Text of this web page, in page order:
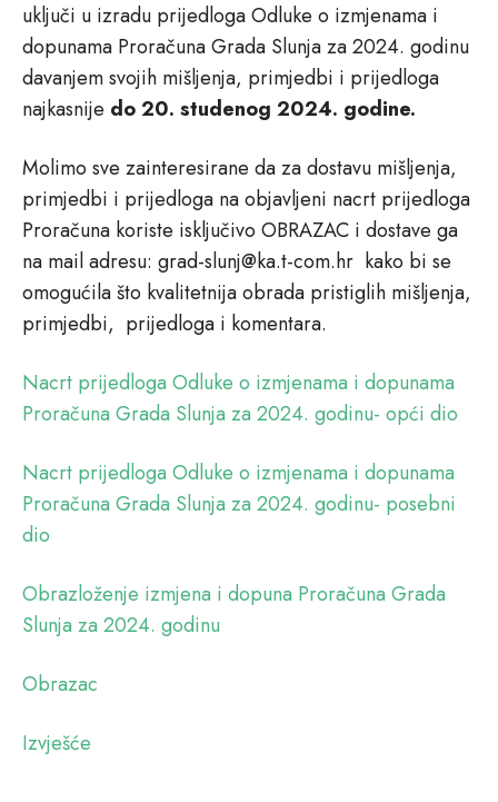
uključi u izradu prijedloga Odluke o izmjenama i
dopunama Proračuna Grada Slunja za 2024. godinu
davanjem svojih mišljenja, primjedbi i prijedloga
najkasnije do 20. studenog 2024. godine.
Molimo sve zainteresirane da za dostavu mišljenja,
primjedbi i prijedloga na objavljeni nacrt prijedloga
Proračuna koriste isključivo OBRAZAC i dostave ga
na mail adresu: grad-slunj@ka.t-com.hr kako bi se
omogućila što kvalitetnija obrada pristiglih mišljenja,
primjedbi, prijedloga i komentara.
Nacrt prijedloga Odluke o izmjenama i dopunama
Proračuna Grada Slunja za 2024. godinu- opći dio
Nacrt prijedloga Odluke o izmjenama i dopunama
Proračuna Grada Slunja za 2024. godinu- posebni
dio
Obrazloženje izmjena i dopuna Proračuna Grada
Slunja za 2024. godinu
Obrazac
Izvješće